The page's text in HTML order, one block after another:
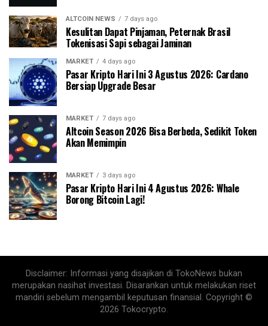
ALTCOIN NEWS 7 days ago
Kesulitan Dapat Pinjaman, Peternak Brasil
Tokenisasi Sapi sebagai Jaminan
MARKET 4 days ago
Pasar Kripto Hari Ini 3 Agustus 2026: Cardano
Bersiap Upgrade Besar
MARKET 7 days ago
Altcoin Season 2026 Bisa Berbeda, Sedikit Token
Akan Memimpin
MARKET 3 days ago
Pasar Kripto Hari Ini 4 Agustus 2026: Whale
Borong Bitcoin Lagi!
Disclaimer: Informasi yang disajikan di TokoNews bukan
merupakan nasihat investasi. Disarankan untuk melakukan riset
mandiri sebelum mengambil keputusan finansial. Copyright ©
2026 Tokocrypto.